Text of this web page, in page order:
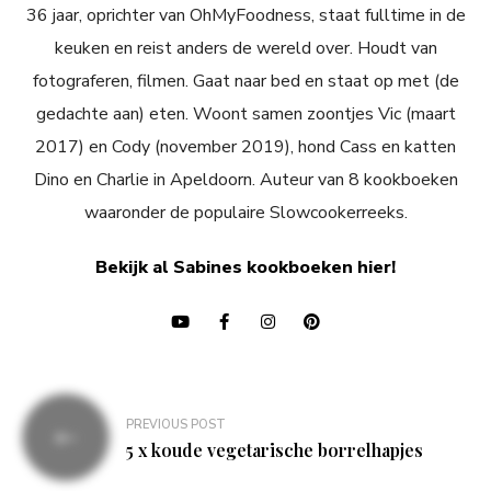
36 jaar, oprichter van OhMyFoodness, staat fulltime in de
keuken en reist anders de wereld over. Houdt van
fotograferen, filmen. Gaat naar bed en staat op met (de
gedachte aan) eten. Woont samen zoontjes Vic (maart
2017) en Cody (november 2019), hond Cass en katten
Dino en Charlie in Apeldoorn. Auteur van 8 kookboeken
waaronder de populaire Slowcookerreeks.
Bekijk al Sabines kookboeken hier!
Bericht
navigatie
PREVIOUS POST
5 x koude vegetarische borrelhapjes